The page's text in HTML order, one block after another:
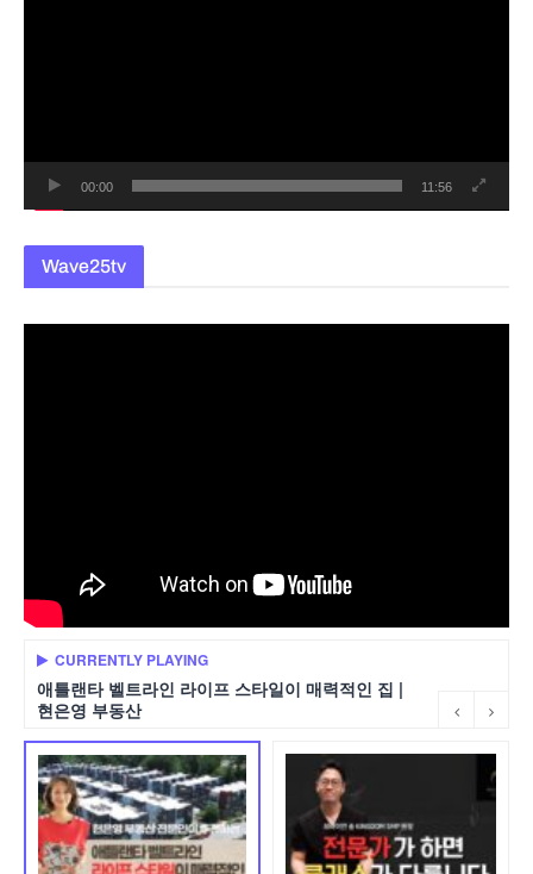
00:00 11:56
Wave25tv
CURRENTLY PLAYING
애틀랜타 벨트라인 라이프 스타일이 매력적인 집 |
현은영 부동산